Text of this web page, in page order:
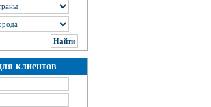
клиентов